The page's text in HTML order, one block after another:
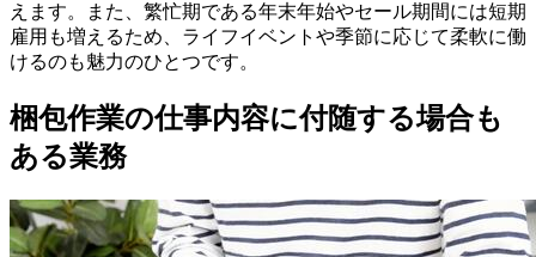
えます。また、繁忙期である年末年始やセール期間には短期
雇用も増えるため、ライフイベントや季節に応じて柔軟に働
けるのも魅力のひとつです。
梱包作業の仕事内容に付随する場合も
ある業務